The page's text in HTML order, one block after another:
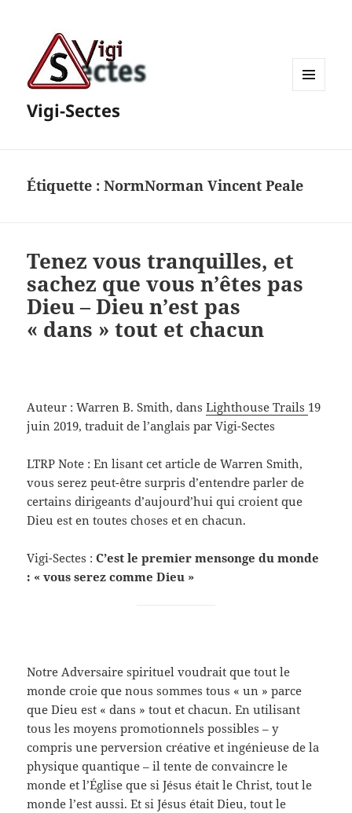
Vigi-Sectes
Étiquette :NormNorman Vincent Peale
Tenez vous tranquilles, et
sachez que vous n’êtes pas
Dieu – Dieu n’est pas
« dans » tout et chacun
Auteur : Warren B. Smith, dansLighthouse Trails 19
juin 2019, traduit de l’anglais par Vigi-Sectes
LTRP Note : En lisant cet article de Warren Smith,
vous serez peut-être surpris d’entendre parler de
certains dirigeants d’aujourd’hui qui croient que
Dieu est en toutes choses et en chacun.
Vigi-Sectes :C’est le premier mensonge du monde
: « vous serez comme Dieu »
Notre Adversaire spirituel voudrait que tout le
monde croie que nous sommes tous « un » parce
que Dieu est « dans » tout et chacun. En utilisant
tous les moyens promotionnels possibles – y
compris une perversion créative et ingénieuse de la
physique quantique – il tente de convaincre le
monde et l’Église que si Jésus était le Christ, tout le
monde l’est aussi. Et si Jésus était Dieu, tout le